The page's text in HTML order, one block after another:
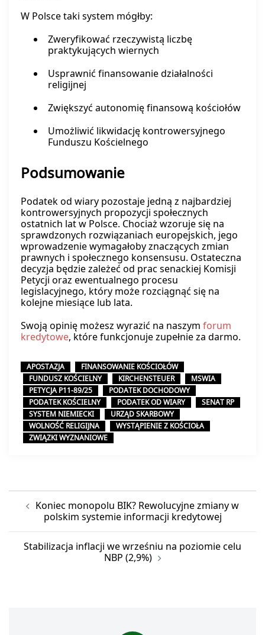
W Polsce taki system mógłby:
Zweryfikować rzeczywistą liczbę
praktykujących wiernych
Usprawnić finansowanie działalności
religijnej
Zwiększyć autonomię finansową kościołów
Umożliwić likwidację kontrowersyjnego
Funduszu Kościelnego
Podsumowanie
Podatek od wiary pozostaje jedną z najbardziej
kontrowersyjnych propozycji społecznych
ostatnich lat w Polsce. Chociaż wzoruje się na
sprawdzonych rozwiązaniach europejskich, jego
wprowadzenie wymagałoby znaczących zmian
prawnych i społecznego konsensusu. Ostateczna
decyzja będzie zależeć od prac senackiej Komisji
Petycji oraz ewentualnego procesu
legislacyjnego, który może rozciągnąć się na
kolejne miesiące lub lata.
Swoją opinię możesz wyrazić na naszym forum
kredytowe, które funkcjonuje zupełnie za darmo.
APOSTAZJA
FINANSOWANIE KOŚCIOŁÓW
FUNDUSZ KOŚCIELNY
KIRCHENSTEUER
MSWIA
PETYCJA P11-89/25
PODATEK DOCHODOWY
PODATEK KOŚCIELNY
PODATEK OD WIARY
SENAT RP
SYSTEM NIEMIECKI
URZĄD SKARBOWY
WOLNOŚĆ RELIGIJNA
WYSTĄPIENIE Z KOŚCIOŁA
ZWIĄZKI WYZNANIOWE
wpisu
Koniec monopolu BIK? Rewolucyjne zmiany w
polskim systemie informacji kredytowej
Stabilizacja inflacji we wrześniu na poziomie celu
NBP (2,9%)